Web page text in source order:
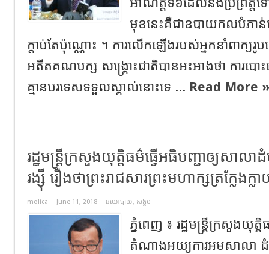
មុខនេះគឺជាឧបាយកលបំភ
ក្តាប់តែប៉ុណ្ណោះ ។ ការលើកឡើងរបស់អ្នកនាំពាក្យរូប
អតីតគណបក្ស សង្គ្រោះជាតិបានអះអាងថា ការបោ
គ្មានបរទេសទទួលស្គាល់នោះទេ ... Read More »
រដ្ឋមន្ត្រីក្រសួងយុត្តិធម៌ធ្វើអធិបញ្ជាឲ្យសាល
រង្សុី រឿងថាព្រះរាជសារព្រះមហាក្សត្រក្លែងក្ល
molica June 11, 2018 នយោបាយ, សង្គម
ភ្នំពេញ ៖ រដ្ឋមន្ត្រីក្រសួងយុត្តិ
តំណាងអយ្យការអមសាលា ដំ